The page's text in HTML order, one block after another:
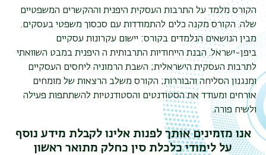
הקורס מלמד על התרבות העסקית היפנית וההקשרים המשפטיים
שלה. הקורס מקנה כלים להתמודדות עם סכסוך משפטי בעסקים.
מבין הנושאים הנלמדים בקורס: יישום עקרונות עסקיים
ביפן-ישראל. הבנת הייחודיות התרבותית ה היפנית במבט השוואתי
לתרבות העסקית הישראלית; השבת הרמוניה ליחסים העסקיים
ומנגנון הסליחה והבוררות; הקורס משלב הרצאות של מומחים
אורחים ומעודד את הסטודנטים והסטודנטיות להשתתפות פעילה
ולשיח פורה.
אנו מזמינים אותך לפנות אלינו לקבלת מידע נוסף
על לימודי כלכלת סין כחלק מתואר ראשון